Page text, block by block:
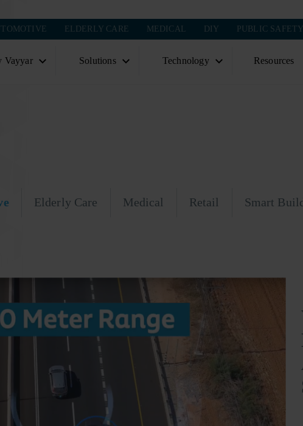
ELDERLY CARE MEDICAL DIY PUBLIC SAFETY
Vayyar Solutions Technology Resources
Elderly Care Medical Retail Smart